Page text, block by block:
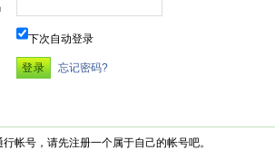
下次自动登录
忘记密码?
帐号，请先注册一个属于自己的帐号吧。